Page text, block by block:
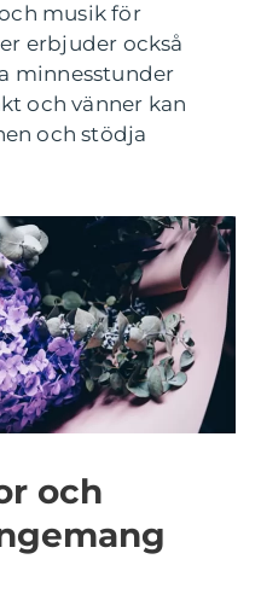
musik för
erbjuder också
minnesstunder
och vänner kan
och stödja
och